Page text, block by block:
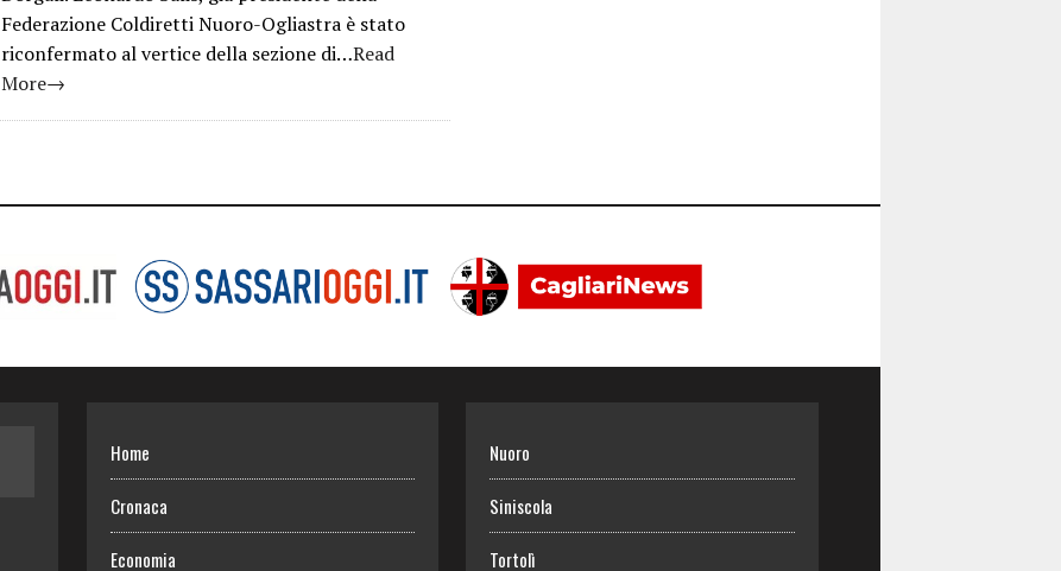
Federazione Coldiretti Nuoro-Ogliastra è stato
riconfermato al vertice della sezione di…Read
More→
Home
Cronaca
Economia
Nuoro
Siniscola
Tortolì